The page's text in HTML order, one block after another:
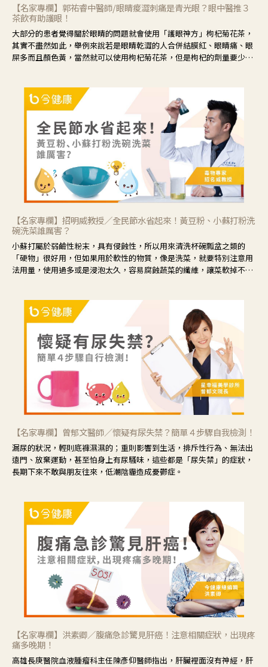
【名家專欄】郭祐睿中醫師/眼睛痠澀刺痛是青光眼？眼中醫推３
茶飲有助護眼！
大部分的患者覺得關於眼睛的問題就會使用「護眼神方」枸杞菊花茶，
其實不盡然如此，舉例來說若是眼睛乾澀的人合併結膜紅、眼睛痛、眼
屎多而且顏色黃，當然就可以使用枸杞菊花茶，但是枸杞的劑量要少，
候就要使用菊花、金銀花來治療；假如單純的眼睛乾澀，結膜沒有紅，
眼睛周圍沒有眼屎，這種情況是屬於「陰虛」，就可以使用枸杞、蓮
藕、麥門冬、山藥等比較滋潤的藥材，效果就更顯著。
【名家專欄】招明威教授／全民節水省起來！黃豆粉、小蘇打粉洗
碗洗菜誰厲害？
小蘇打屬於弱鹼性粉末，具有侵蝕性，所以用來清洗杯碗瓢盆之類的
「硬物」很好用，但如果用於軟性的物質，像是洗菜，就要特別注意用
法用量，使用過多或是浸泡太久，容易腐蝕蔬菜的纖維，讓菜軟掉不清
【名家專欄】曾郁文醫師／懷疑有尿失禁？簡單４步驟自我檢測！
漏尿的狀況，輕則底褲濕濕的；重則影響到生活，排斥性行為、無法出
遠門、放棄運動，甚至怕身上有尿騷味，這些都是「尿失禁」的症狀，
長期下來不敢與朋友往來，低潮陰霾造成憂鬱症。
【名家專欄】洪素卿／腹痛急診驚見肝癌！注意相關症狀，出現疼
痛多晚期！
高雄長庚醫院血液腫瘤科主任陳彥仰醫師指出，肝臟裡面沒有神經，肝